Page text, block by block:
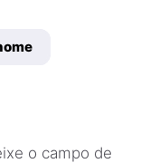
o campo de